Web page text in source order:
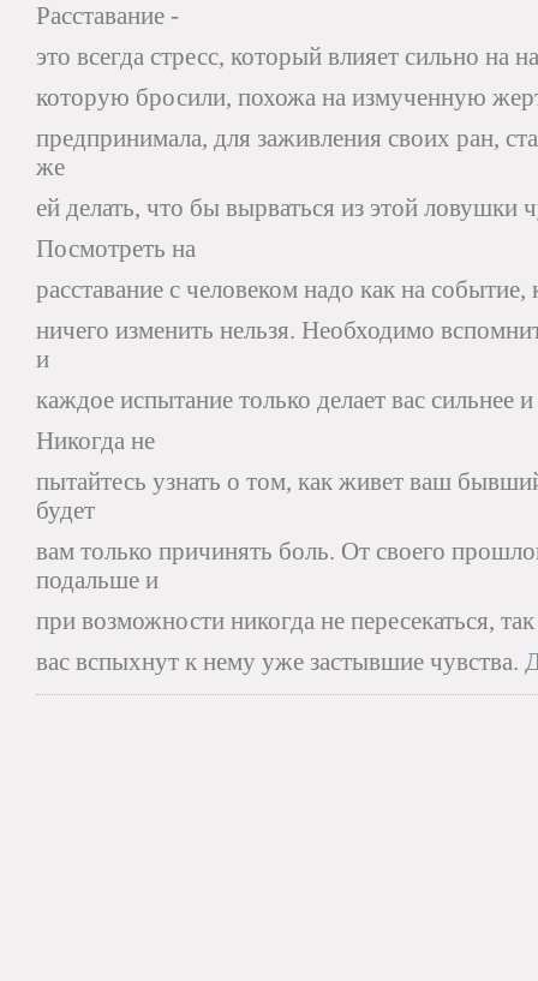
Расставание -
это всегда стресс, который влияет сильно
которую бросили, похожа на измученную
предпринимала, для заживления своих ран,
же
ей делать, что бы вырваться из этой ловушки
Посмотреть на
расставание с человеком надо как на
ничего изменить нельзя. Необходимо
и
каждое испытание только делает вас сильнее
Никогда не
пытайтесь узнать о том, как живет ваш
будет
вам только причинять боль. От своего
подальше и
при возможности никогда не пересекаться,
вас вспыхнут к нему уже застывшие чувства.